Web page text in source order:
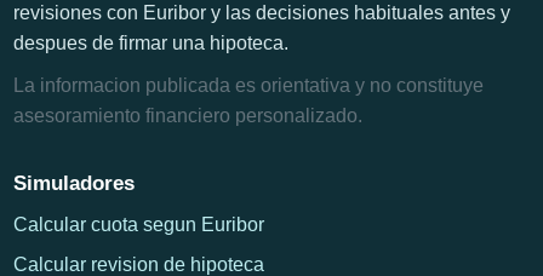
revisiones con Euribor y las decisiones habituales antes y
despues de firmar una hipoteca.
La informacion publicada es orientativa y no constituye
asesoramiento financiero personalizado.
Simuladores
Calcular cuota segun Euribor
Calcular revision de hipoteca